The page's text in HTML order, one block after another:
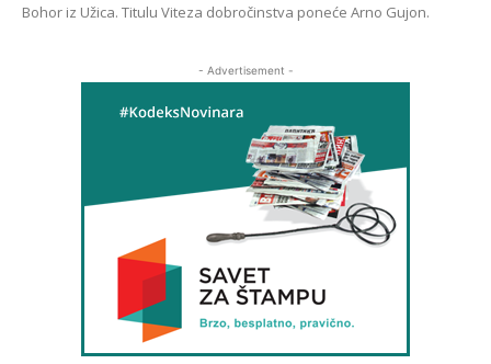
Bohor iz Užica. Titulu Viteza dobročinstva poneće Arno Gujon.
- Advertisement -